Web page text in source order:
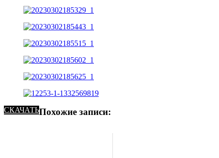
СКАЧАТЬПохожие записи: